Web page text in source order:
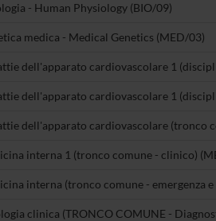
- Human Physiology (BIO/09)
medica - Medical Genetics (MED/03)
dell'apparato cardiovascolare 1
dell'apparato cardiovascolare 1
dell'apparato cardiovascolare (tronco
interna 1 (tronco comune - clinico)
interna (tronco comune - emergenza
clinica (TRONCO COMUNE -